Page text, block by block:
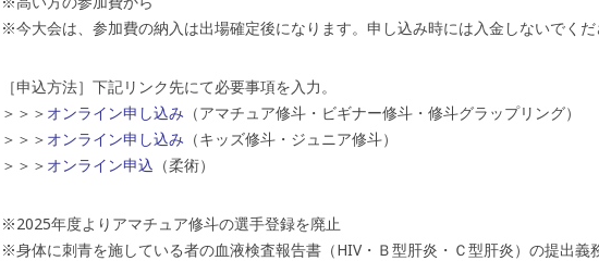
※今大会は、参加費の納入は出場確定後になります。申し込み時には入金しないでくだ
［申込方法］下記リンク先にて必要事項を入力。
＞＞＞ オンライン申し込み （アマチュア修斗・ビギナー修斗・修斗グラップリング）
＞＞＞ オンライン申し込み （キッズ修斗・ジュニア修斗）
＞＞＞ オンライン申込 （柔術）
※2025年度よりアマチュア修斗の選手登録を廃止
※身体に刺青を施している者の血液検査報告書（HIV・Ｂ型肝炎・Ｃ型肝炎）の提出義